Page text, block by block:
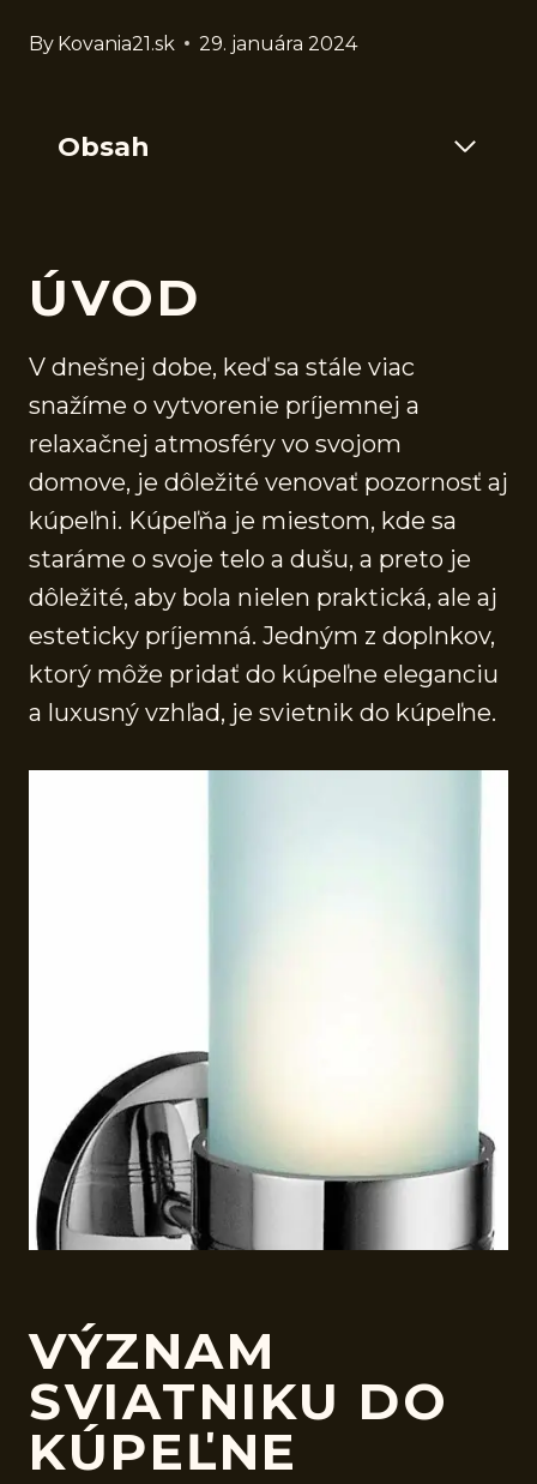
By Kovania21.sk 29. januára 2024
Obsah
ÚVOD
V dnešnej dobe, keď sa stále viac
snažíme o vytvorenie príjemnej a
relaxačnej atmosféry vo svojom
domove, je dôležité venovať pozornosť aj
kúpeľni. Kúpeľňa je miestom, kde sa
staráme o svoje telo a dušu, a preto je
dôležité, aby bola nielen praktická, ale aj
esteticky príjemná. Jedným z doplnkov,
ktorý môže pridať do kúpeľne eleganciu
a luxusný vzhľad, je svietnik do kúpeľne.
VÝZNAM
SVIATNIKU DO
KÚPEĽNE